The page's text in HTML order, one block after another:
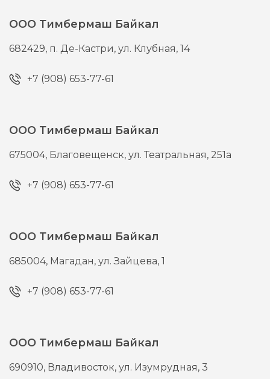
ООО Тимбермаш Байкал
682429, п. Де-Кастри,ул. Клубная, 14
+7 (908) 653-77-61
ООО Тимбермаш Байкал
675004, Благовещенск,ул. Театральная, 251а
+7 (908) 653-77-61
ООО Тимбермаш Байкал
685004, Магадан,ул. Зайцева, 1
+7 (908) 653-77-61
ООО Тимбермаш Байкал
690910, Владивосток,ул. Изумрудная, 3